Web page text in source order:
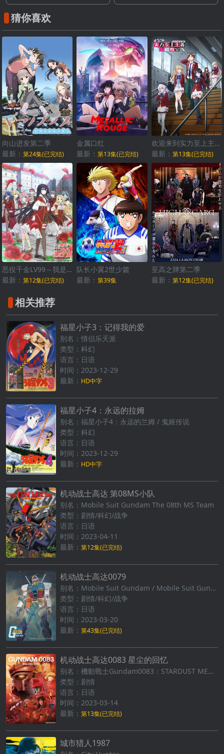
猜你喜欢
向山进发第二季
最新： 第24集(已完结)
金属口红
最新：第13集(已完结)
欢迎来到实力至上主义的教室第三季
最新： 第13集(已完结)
恶役千金LV99～我是隐藏BOSS但不是魔王～
最新： 第12集(已完结)
队长小翼2世少篇
最新：第39集
至高之牌第二季
最新： 第12集(已完结)
相关推荐
福星小子3：记得我的爱
别名：情侣乐天派
类型：科幻
语言：日语
时间：2023-12-29
最新： HD中字
福星小子4：永远的拉姆
别名：福星小子4：永远的兰姆 / 鬼姬传说
类型：科幻
语言：日语
时间：2023-12-29
最新： HD中字
机动战士高达 第08MS小队
别名：Mobile Suit Gundam The 08th MS Team
类型：剧情/科幻/战争
语言：日语
时间：2023-04-11
最新： 第12集(已完结)
机动战士高达0079
别名：Mobile Suit Gundam / Mobile Suit Gundam 0079 / 机动战士高达0079
类型：剧情/科幻/战争
语言：日语
时间：2023-03-20
最新： 第43集(已完结)
机动战士高达0083 星尘的回忆
别名：機動戰士Gundam0083：STARDUST MEMORY / Mobile Suit Gundam 0083 STARDUST MEMORY
类型：剧情
语言：日语
时间：2023-03-14
最新： 第13集(已完结)
城市猎人1987